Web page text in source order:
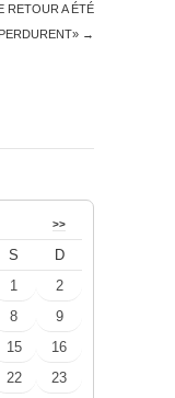
RETOUR A ÉTÉ
→
>>
S
D
1
2
8
9
15
16
22
23